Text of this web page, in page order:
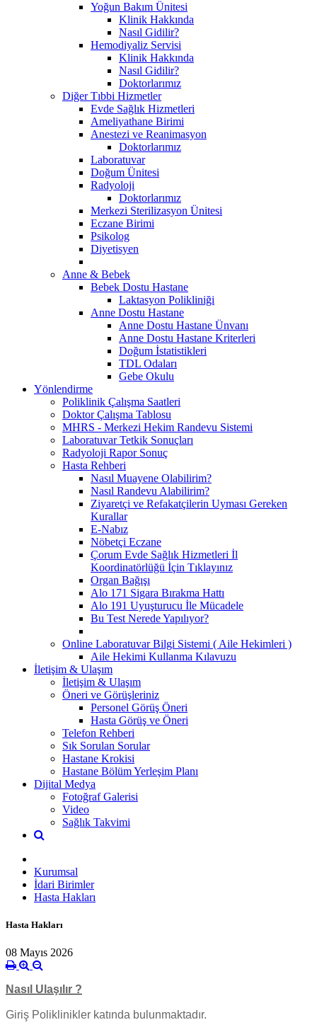
Yoğun Bakım Ünitesi
Klinik Hakkında
Nasıl Gidilir?
Hemodiyaliz Servisi
Klinik Hakkında
Nasıl Gidilir?
Doktorlarımız
Diğer Tıbbi Hizmetler
Evde Sağlık Hizmetleri
Ameliyathane Birimi
Anestezi ve Reanimasyon
Doktorlarımız
Laboratuvar
Doğum Ünitesi
Radyoloji
Doktorlarımız
Merkezi Sterilizasyon Ünitesi
Eczane Birimi
Psikolog
Diyetisyen
Anne & Bebek
Bebek Dostu Hastane
Laktasyon Polikliniği
Anne Dostu Hastane
Anne Dostu Hastane Ünvanı
Anne Dostu Hastane Kriterleri
Doğum İstatistikleri
TDL Odaları
Gebe Okulu
Yönlendirme
Poliklinik Çalışma Saatleri
Doktor Çalışma Tablosu
MHRS - Merkezi Hekim Randevu Sistemi
Laboratuvar Tetkik Sonuçları
Radyoloji Rapor Sonuç
Hasta Rehberi
Nasıl Muayene Olabilirim?
Nasıl Randevu Alabilirim?
Ziyaretçi ve Refakatçilerin Uyması Gereken
Kurallar
E-Nabız
Nöbetçi Eczane
Çorum Evde Sağlık Hizmetleri İl
Koordinatörlüğü İçin Tıklayınız
Organ Bağışı
Alo 171 Sigara Bırakma Hattı
Alo 191 Uyuşturucu İle Mücadele
Bu Test Nerede Yapılıyor?
Online Laboratuvar Bilgi Sistemi ( Aile Hekimleri )
Aile Hekimi Kullanma Kılavuzu
İletişim & Ulaşım
İletişim & Ulaşım
Öneri ve Görüşleriniz
Personel Görüş Öneri
Hasta Görüş ve Öneri
Telefon Rehberi
Sık Sorulan Sorular
Hastane Krokisi
Hastane Bölüm Yerleşim Planı
Dijital Medya
Fotoğraf Galerisi
Video
Sağlık Takvimi
Kurumsal
İdari Birimler
Hasta Hakları
Hasta Hakları
08 Mayıs 2026
Nasıl Ulaşılır ?
Giriş Poliklinikler katında bulunmaktadır.